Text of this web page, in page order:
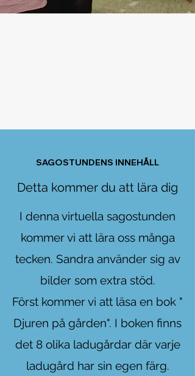
SAGOSTUNDENS INNEHÅLL
Detta kommer du att lära dig
I denna virtuella sagostunden
kommer vi att lära oss många
tecken. Sandra använder sig av
bilder som extra stöd.
Först kommer vi att läsa en bok "
Djuren på gården". I boken finns
det 8 olika ladugårdar där varje
ladugård har sin egen färg.